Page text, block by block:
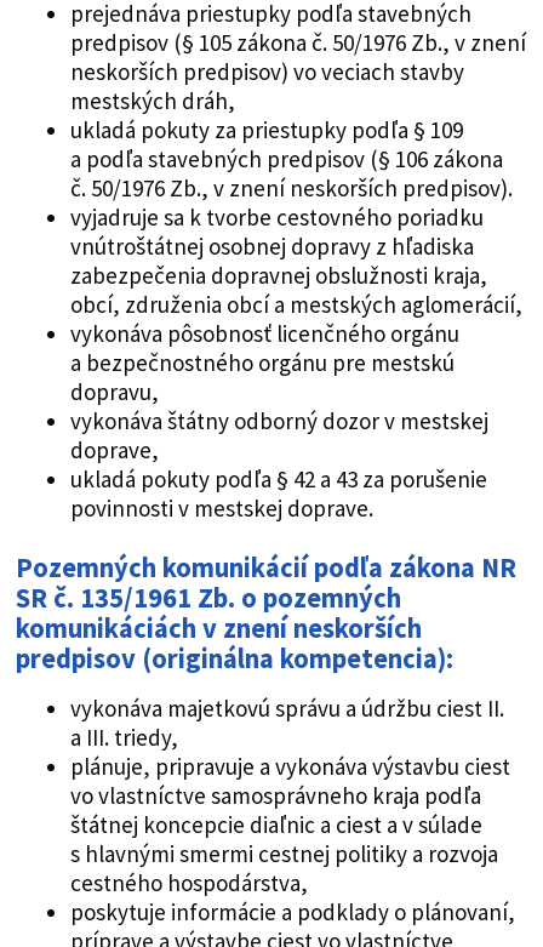
prejednáva priestupky podľa stavebných
predpisov (§ 105 zákona č. 50/1976 Zb., v znení
neskorších predpisov) vo veciach stavby
mestských dráh,
ukladá pokuty za priestupky podľa § 109
a podľa stavebných predpisov (§ 106 zákona
č. 50/1976 Zb., v znení neskorších predpisov).
vyjadruje sa k tvorbe cestovného poriadku
vnútroštátnej osobnej dopravy z hľadiska
zabezpečenia dopravnej obslužnosti kraja,
obcí, združenia obcí a mestských aglomerácií,
vykonáva pôsobnosť licenčného orgánu
a bezpečnostného orgánu pre mestskú
dopravu,
vykonáva štátny odborný dozor v mestskej
doprave,
ukladá pokuty podľa § 42 a 43 za porušenie
povinnosti v mestskej doprave.
Pozemných komunikácií podľa zákona NR
SR č. 135/1961 Zb. o pozemných
komunikáciách v znení neskorších
predpisov (originálna kompetencia):
vykonáva majetkovú správu a údržbu ciest II.
a III. triedy,
plánuje, pripravuje a vykonáva výstavbu ciest
vo vlastníctve samosprávneho kraja podľa
štátnej koncepcie diaľnic a ciest a v súlade
s hlavnými smermi cestnej politiky a rozvoja
cestného hospodárstva,
poskytuje informácie a podklady o plánovaní,
príprave a výstavbe ciest vo vlastníctve